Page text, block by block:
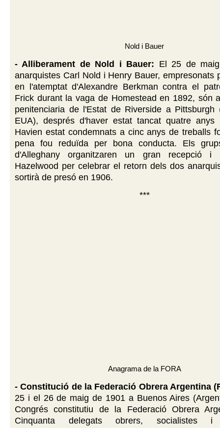
Nold i Bauer
- Alliberament de Nold i Bauer: El 25 de
anarquistes Carl Nold i Henry Bauer, empresonats
en l'atemptat d'Alexandre Berkman contra el
Frick durant la vaga de Homestead en 1892, són
penitenciaria de l'Estat de Riverside a Pittsburgh
EUA), després d'haver estat tancat quatre
Havien estat condemnats a cinc anys de treballs
pena fou reduïda per bona conducta. Els
d'Alleghany organitzaren un gran recepció
Hazelwood per celebrar el retorn dels dos
sortirà de presó en 1906.
***
Anagrama de la FORA
- Constitució de la Federació Obrera Argentina
25 i el 26 de maig de 1901 a Buenos Aires
Congrés constitutiu de la Federació Obrera
Cinquanta delegats obrers, socialistes i